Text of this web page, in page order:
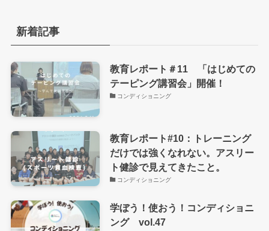
新着記事
教育レポート＃11 「はじめての
テーピング講習会」開催！
コンディショニング
教育レポート#10：トレーニング
だけでは強くなれない。アスリー
ト健診で見えてきたこと。
コンディショニング
学ぼう！使おう！コンディショニ
ング vol.47